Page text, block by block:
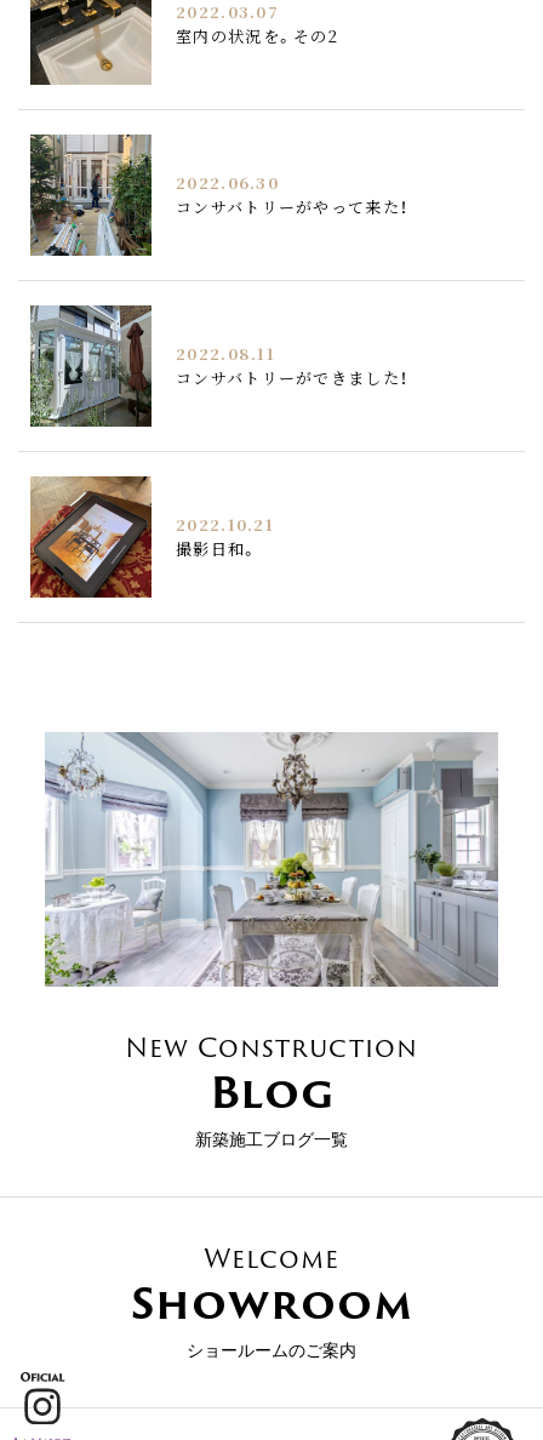
2022.03.07
室内の状況を。その2
2022.06.30
コンサバトリーがやって来た！
2022.08.11
コンサバトリーができました！
2022.10.21
撮影日和。
New Construction
Blog
新築施工ブログ一覧
Welcome
Showroom
ショールームのご案内